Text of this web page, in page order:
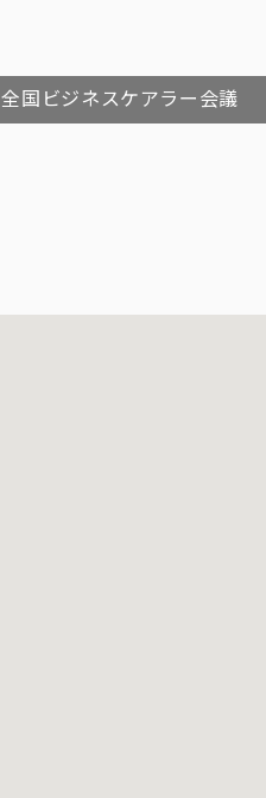
全国ビジネスケアラー会議